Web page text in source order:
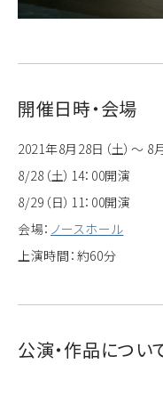
開催日時・会場
2021年8月28日（土）～ 8
8/28（土）14：00開演
8/29（日）11：00開演
会場： ノースホール
上演時間：約60分
公演・作品につい